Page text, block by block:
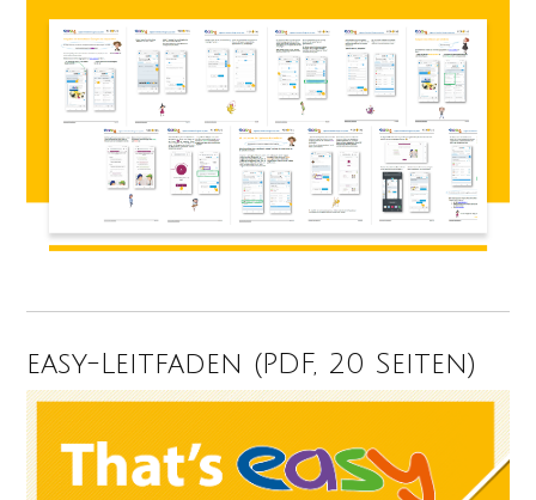
easy-Leitfaden (PDF, 20 Seiten)